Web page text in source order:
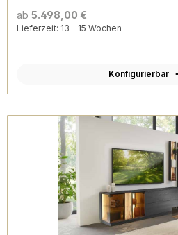
ab 5.498,00 €
Lieferzeit: 13 - 15 Wochen
Konfigurierbar